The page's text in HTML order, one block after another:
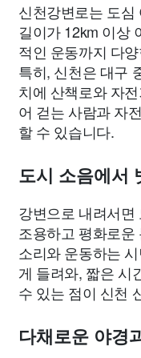
신천강변로는 도
길이가 12km 이상
적인 운동까지 다
특히, 신천은 대구
치에 산책로와 자
어 걷는 사람과 자
할 수 있습니다.
도시 소음에서
강변으로 내려서
조용하고 평화로
소리와 운동하는
게 들려와, 짧은 시
수 있는 점이 신천
다채로운 야경